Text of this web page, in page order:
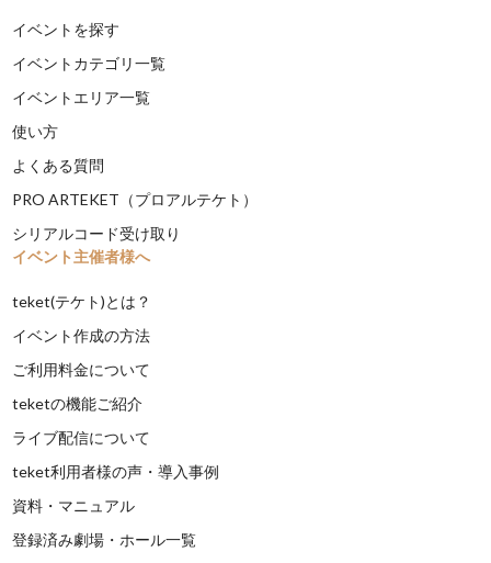
イベントを探す
イベントカテゴリ一覧
イベントエリア一覧
使い方
よくある質問
PRO ARTEKET（プロアルテケト）
シリアルコード受け取り
イベント主催者様へ
teket(テケト)とは？
イベント作成の方法
ご利用料金について
teketの機能ご紹介
ライブ配信について
teket利用者様の声・導入事例
資料・マニュアル
登録済み劇場・ホール一覧